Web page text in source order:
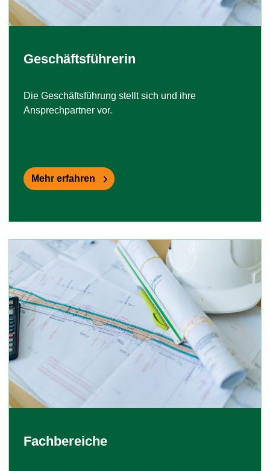
Geschäftsführerin
Die Geschäftsführung stellt sich und ihre
Ansprechpartner vor.
Mehr erfahren
Fachbereiche